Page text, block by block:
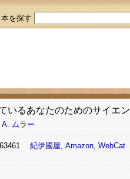
本を探す
いるあなたのためのサイエ
A. ムラー
紀伊國屋, Amazon, WebCat